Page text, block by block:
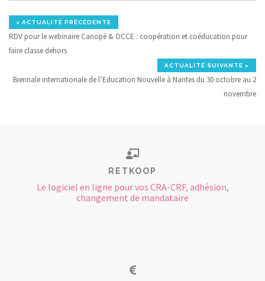
< ACTUALITÉ PRÉCÉDENTE
RDV pour le webinaire Canopé & OCCE : coopération et coéducation pour
faire classe dehors
ACTUALITÉ SUIVANTE >
Biennale internationale de l’Education Nouvelle à Nantes du 30 octobre au 2
novembre
RETKOOP
Le logiciel en ligne pour vos CRA-CRF, adhésion,
changement de mandataire